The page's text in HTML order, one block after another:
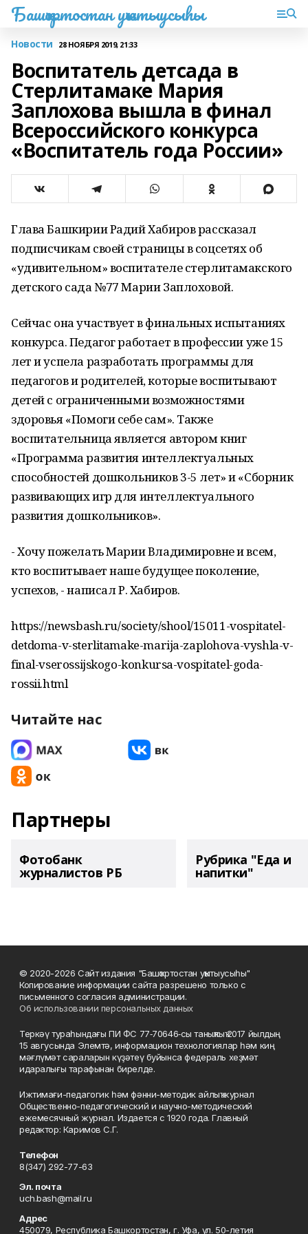
Башҡортостан уҡытыусыһы
Новости 28 НОЯБРЯ 2019, 21:33
Воспитатель детсада в
Стерлитамаке Мария
Заплохова вышла в финал
Всероссийского конкурса
«Воспитатель года России»
Глава Башкирии Радий Хабиров рассказал
подписчикам своей страницы в соцсетях об
«удивительном» воспитателе стерлитамакского
детского сада №77 Марии Заплоховой.
Сейчас она участвует в финальных испытаниях
конкурса. Педагог работает в профессии уже 15
лет и успела разработать программы для
педагогов и родителей, которые воспитывают
детей с ограниченными возможностями
здоровья «Помоги себе сам». Также
воспитательница является автором книг
«Программа развития интеллектуальных
способностей дошкольников 3-5 лет» и «Сборник
развивающих игр для интеллектуального
развития дошкольников».
- Хочу пожелать Марии Владимировне и всем,
кто воспитывает наше будущее поколение,
успехов, - написал Р. Хабиров.
https://newsbash.ru/society/shool/15011-vospitatel-
detdoma-v-sterlitamake-marija-zaplohova-vyshla-v-
final-vserossijskogo-konkursa-vospitatel-goda-
rossii.html
Читайте нас
Партнеры
Фотобанк
журналистов РБ
Рубрика "Еда и
напитки"
© 2020-2026 Сайт издания "Башҡортостан уҡытыусыһы"
Копирование информации сайта разрешено только с
письменного согласия администрации.
Об использовании персональных данных
Теркәү тураһындағы ПИ ФС 77‑70646‑сы таныҡлыҡ 2017 йылдың
15 авгусында Элемтә, информацион технологиялар һәм киң
мәғлүмәт сараларын күҙәтеү буйынса федераль хеҙмәт
идаралығы тарафынан бирелде.
Ижтимағи-педагогик һәм фәнни-методик айлыҡ журнал
Общественно-педагогический и научно-методический
ежемесячный журнал. Издается с 1920 года. Главный
редактор: Каримов С.Г.
Телефон
8(347) 292-77-63
Эл. почта
uch.bash@mail.ru
Адрес
450079, Республика Башкортостан, г. Уфа, ул. 50-летия